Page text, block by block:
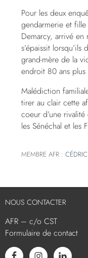
Pour les deux
gendarmerie et
Demarcy, arrivé
s’épaissit
grand-mère de la
endroit 80 ans plus
Malédiction
tirer au clair cette
coeur d’une
les Sénéchal et les
MEMBRE AFR :
NOUS CONTACTER
AFR – c/o CST
Formulaire de contact